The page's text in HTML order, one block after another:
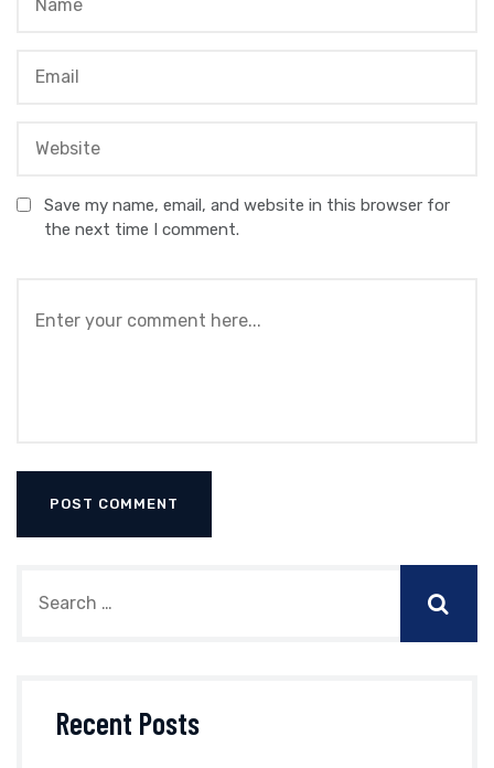
Save my name, email, and website in this browser for
the next time I comment.
Recent Posts